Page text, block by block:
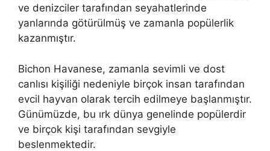
ve denizciler tarafından seyahatlerinde
yanlarında götürülmüş ve zamanla popülerlik
kazanmıştır.
Bichon Havanese, zamanla sevimli ve dost
canlısı kişiliği nedeniyle birçok insan tarafından
evcil hayvan olarak tercih edilmeye başlanmıştır.
Günümüzde, bu ırk dünya genelinde popülerdir
ve birçok kişi tarafından sevgiyle
beslenmektedir.